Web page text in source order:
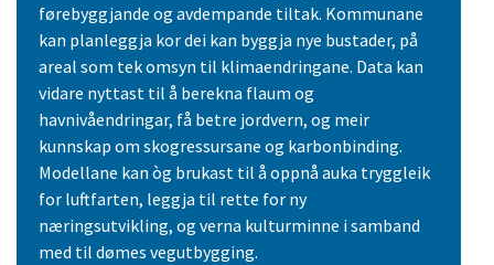
førebyggjande og avdempande tiltak. Kommunane
kan planleggja kor dei kan byggja nye bustader, på
areal som tek omsyn til klimaendringane. Data kan
vidare nyttast til å berekna flaum og
havnivåendringar, få betre jordvern, og meir
kunnskap om skogressursane og karbonbinding.
Modellane kan òg brukast til å oppnå auka tryggleik
for luftfarten, leggja til rette for ny
næringsutvikling, og verna kulturminne i samband
med til dømes vegutbygging.